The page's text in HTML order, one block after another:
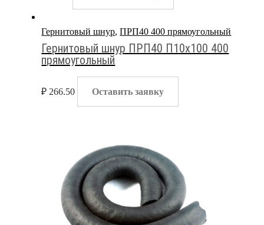
Гернитовый шнур,ПРП40 400 прямоугольный
Гернитовый шнур ПРП40 П10х100 400
прямоугольный
₽ 266.50 Оставить заявку